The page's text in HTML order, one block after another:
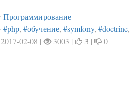
Программирование
#php, #обучение, #symfony, #doctrine,
2017-02-08 |
3003 | 3 | 0